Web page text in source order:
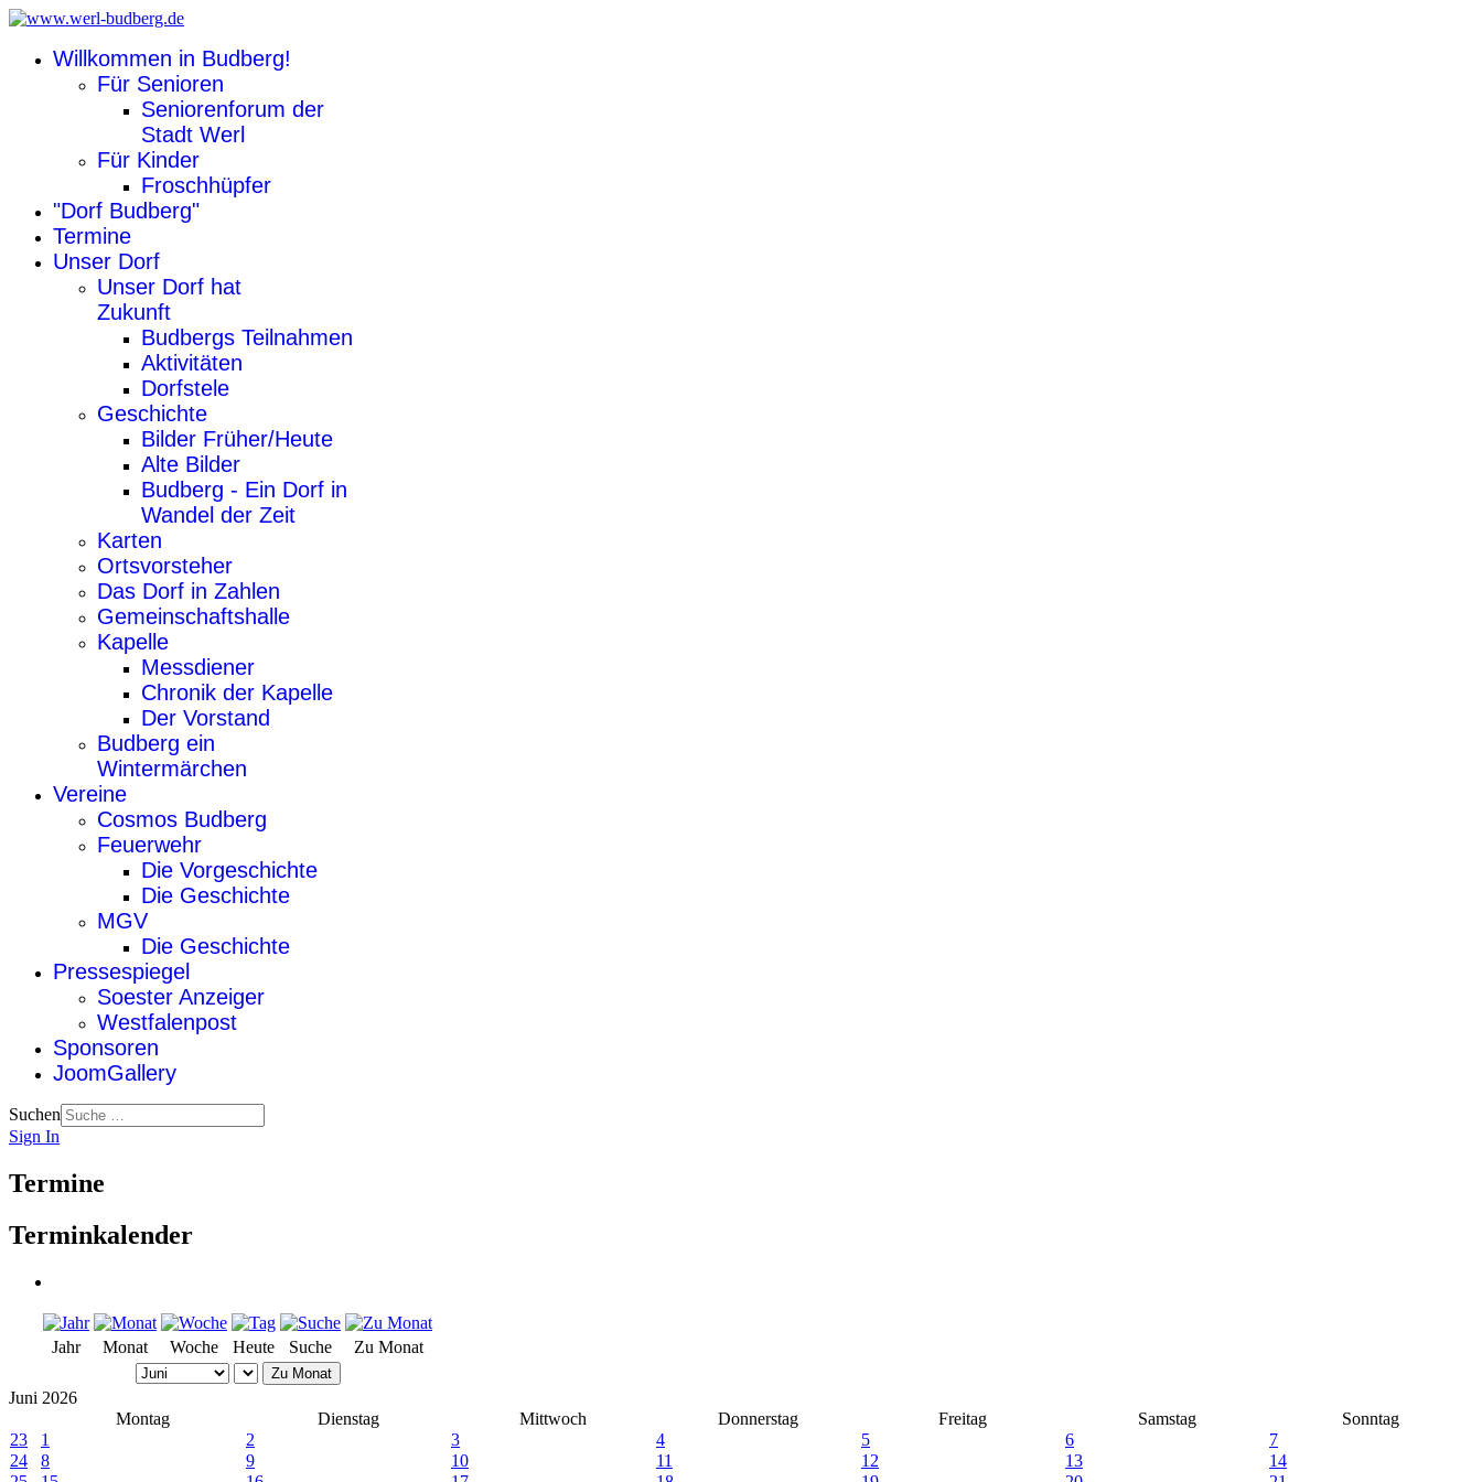
Willkommen in Budberg!
Für Senioren
Seniorenforum der
Stadt Werl
Für Kinder
Froschhüpfer
"Dorf Budberg"
Termine
Unser Dorf
Unser Dorf hat
Zukunft
Budbergs Teilnahmen
Aktivitäten
Dorfstele
Geschichte
Bilder Früher/Heute
Alte Bilder
Budberg - Ein Dorf in
Wandel der Zeit
Karten
Ortsvorsteher
Das Dorf in Zahlen
Gemeinschaftshalle
Kapelle
Messdiener
Chronik der Kapelle
Der Vorstand
Budberg ein
Wintermärchen
Vereine
Cosmos Budberg
Feuerwehr
Die Vorgeschichte
Die Geschichte
MGV
Die Geschichte
Pressespiegel
Soester Anzeiger
Westfalenpost
Sponsoren
JoomGallery
Suchen
Sign In
Termine
Terminkalender
Jahr Monat Woche Heute Suche Zu Monat
Zu Monat
Juni 2026
Montag
Dienstag Mittwoch Donnerstag Freitag Samstag
Sonntag
23
1 2 3 4 5 6
7
24
8 9 10 11 12 13
14